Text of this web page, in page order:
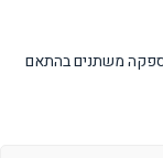
האספקה משתנים בהתאם